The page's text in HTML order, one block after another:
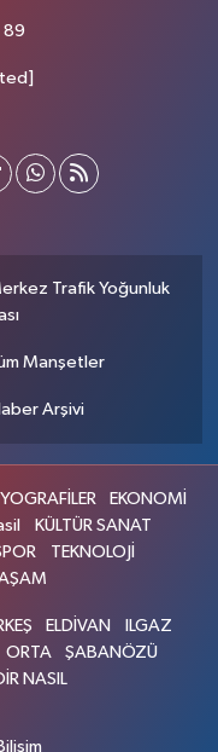
89
Trafik Yoğunluk
Manşetler
Arşivi
EKONOMİ
KÜLTÜR SANAT
TEKNOLOJİ
ELDİVAN
ILGAZ
ORTA
ŞABANÖZÜ
NASIL